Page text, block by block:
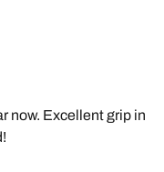
now. Excellent grip in